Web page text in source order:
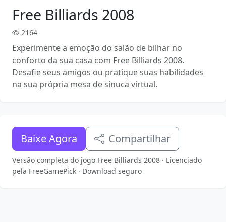
Free Billiards 2008
2164
Experimente a emoção do salão de bilhar no
conforto da sua casa com Free Billiards 2008.
Desafie seus amigos ou pratique suas habilidades
na sua própria mesa de sinuca virtual.
Baixe Agora Compartilhar
Versão completa do jogo Free Billiards 2008 · Licenciado
pela FreeGamePick · Download seguro